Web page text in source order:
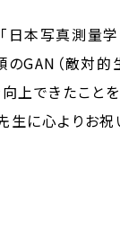
日本写真測量
GAN（敵対的
上できたこと
に心よりお祝